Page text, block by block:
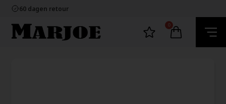
60 dagen retour
Ecommerce Europe
100% nikkelvrij sieraden
60 dagen retour
0